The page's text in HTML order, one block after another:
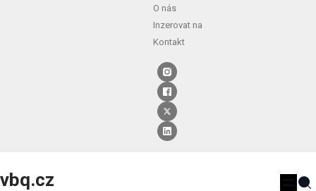
O nás
Inzerovat na
Kontakt
vbq.cz